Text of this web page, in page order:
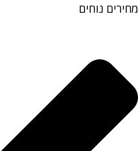
מחירים נוחים